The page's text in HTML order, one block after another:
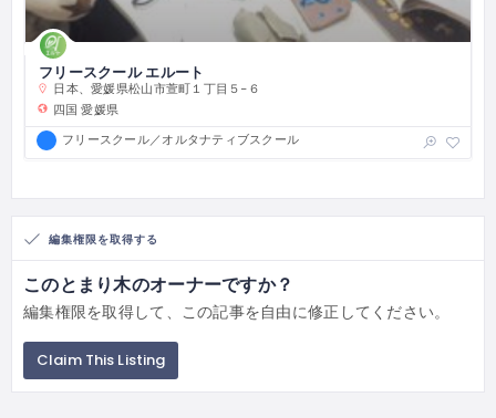
フリースクール エルート
日本、愛媛県松山市萱町１丁目５−６
四国 愛媛県
フリースクール／オルタナティブスクール
編集権限を取得する
このとまり木のオーナーですか？
編集権限を取得して、この記事を自由に修正してください。
Claim This Listing